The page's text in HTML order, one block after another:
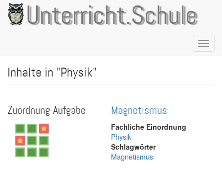
Direkt
zum
Inhalt
Unterricht.Schule
Inhalte in "Physik"
Zuordnung-Aufgabe Magnetismus
Fachliche Einordnung
Physik
Schlagwörter
Magnetismus